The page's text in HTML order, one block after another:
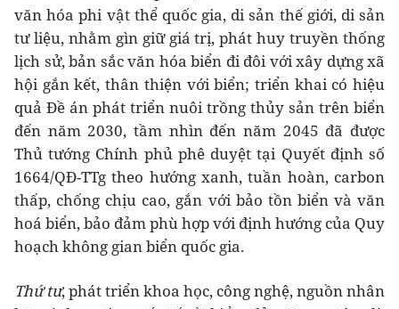
văn hóa phi vật thể quốc gia, di sản thế giới, di sản
tư liệu, nhằm gìn giữ giá trị, phát huy truyền thống
lịch sử, bản sắc văn hóa biển đi đôi với xây dựng xã
hội gắn kết, thân thiện với biển; triển khai có hiệu
quả Đề án phát triển nuôi trồng thủy sản trên biển
đến năm 2030, tầm nhìn đến năm 2045 đã được
Thủ tướng Chính phủ phê duyệt tại Quyết định số
1664/QĐ-TTg theo hướng xanh, tuần hoàn, carbon
thấp, chống chịu cao, gắn với bảo tồn biển và văn
hoá biển, bảo đảm phù hợp với định hướng của Quy
hoạch không gian biển quốc gia.
Thứ tư, phát triển khoa học, công nghệ, nguồn nhân